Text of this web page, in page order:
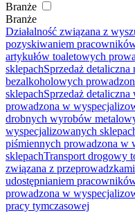
Branże
Branże
Działalność związana z
pozyskiwaniem
artykułów toaletowych
sklepachSprzedaż
bezalkoholowych
sklepachSprzedaż
prowadzona w
drobnych wyrobów
wyspecjalizowanych
piśmiennych prowadzona w
sklepachTransport drogowy
związana z przeprowadzkami
udostępnianiem
prowadzona w
pracy tymczasowej